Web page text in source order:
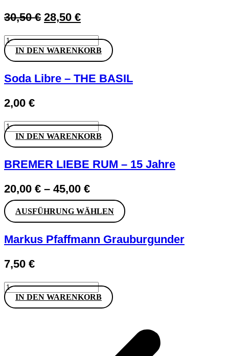
30,50€ Ursprünglicher
war:
30,50 €
28,50 €Aktueller
ist:
28,50 €.
Citronellie
Basil-
Box
IN DEN WARENKORB
Soda Libre – THE BASIL
2,00 €
Soda
Libre
-
BASIL
Menge
IN DEN WARENKORB
BREMER LIEBE RUM – 15 Jahre
20,00 € – 45,00 €
AUSFÜHRUNG WÄHLEN
Dieses
mehrere
Varianten
werden
Markus Pfaffmann Grauburgunder
7,50 €
Markus
Pfaffmann
Grauburgunder
IN DEN WARENKORB